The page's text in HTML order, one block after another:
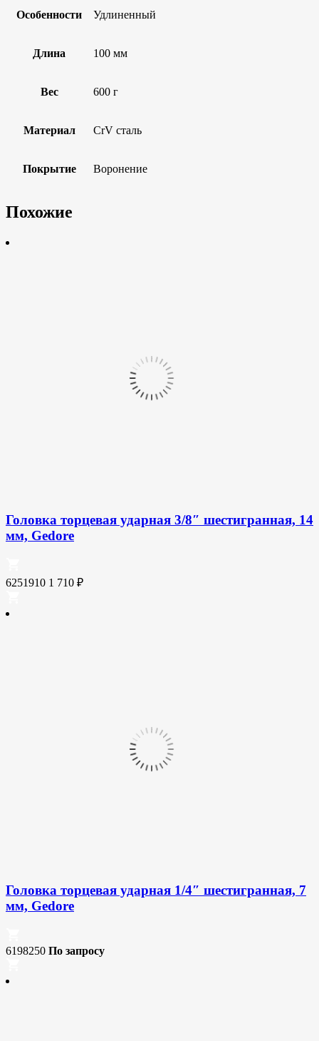
Особенности Удлиненный
Длина 100 мм
Вес 600 г
Материал CrV сталь
Покрытие Воронение
Похожие
Головка торцевая ударная 3/8″ шестигранная, 14
мм, Gedore
6251910 1 710 ₽
Головка торцевая ударная 1/4″ шестигранная, 7
мм, Gedore
6198250 По запросу